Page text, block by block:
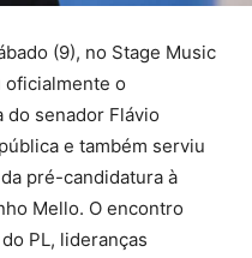
(9), no Stage Music
oficialmente o
do senador Flávio
e também serviu
pré-candidatura à
Mello. O encontro
PL, lideranças